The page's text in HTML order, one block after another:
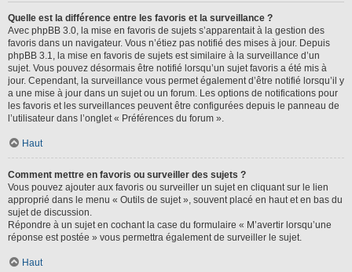
Quelle est la différence entre les favoris et la surveillance ?
Avec phpBB 3.0, la mise en favoris de sujets s’apparentait à la gestion des
favoris dans un navigateur. Vous n’étiez pas notifié des mises à jour. Depuis
phpBB 3.1, la mise en favoris de sujets est similaire à la surveillance d’un
sujet. Vous pouvez désormais être notifié lorsqu’un sujet favoris a été mis à
jour. Cependant, la surveillance vous permet également d’être notifié lorsqu’il y
a une mise à jour dans un sujet ou un forum. Les options de notifications pour
les favoris et les surveillances peuvent être configurées depuis le panneau de
l’utilisateur dans l’onglet « Préférences du forum ».
Haut
Comment mettre en favoris ou surveiller des sujets ?
Vous pouvez ajouter aux favoris ou surveiller un sujet en cliquant sur le lien
approprié dans le menu « Outils de sujet », souvent placé en haut et en bas du
sujet de discussion.
Répondre à un sujet en cochant la case du formulaire « M’avertir lorsqu’une
réponse est postée » vous permettra également de surveiller le sujet.
Haut